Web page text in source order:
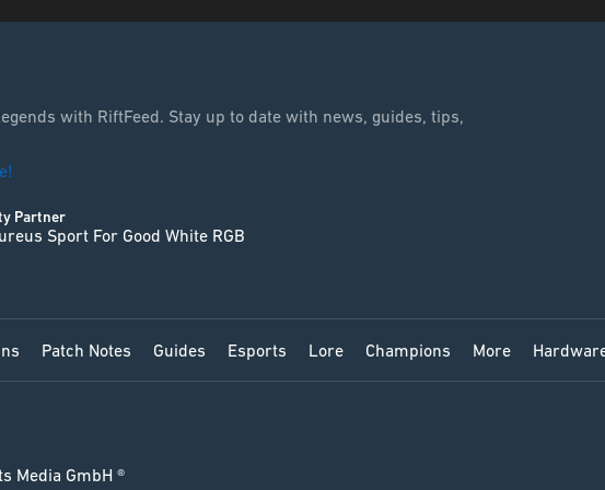
with RiftFeed. Stay up to date with news, guides, tips,
Partner
Patch Notes Guides Esports Lore Champions More
Media GmbH ®